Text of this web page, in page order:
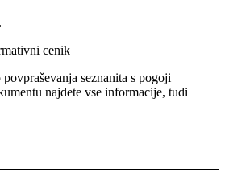
cenik
seznanita s pogoji
najdete vse informacije, tudi